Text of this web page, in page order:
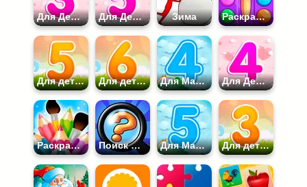
Для Девочек 3 лет Для Девочек 5 лет Зима Раскраски для Детей
Для детей 5 лет Для детей 6 лет Для Мальчиков 4 лет Для Девочек 4 лет
Раскраски Поиск Отличий Для Мальчиков 5 лет Для детей 3 лет